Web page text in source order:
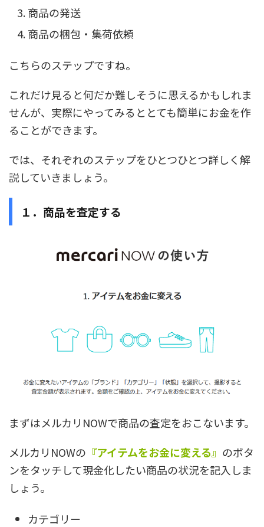
商品の発送
商品の梱包・集荷依頼
こちらのステップですね。
これだけ見ると何だか難しそうに思えるかもしれま
せんが、実際にやってみるととても簡単にお金を作
ることができます。
では、それぞれのステップをひとつひとつ詳しく解
説していきましょう。
１．商品を査定する
まずはメルカリNOWで商品の査定をおこないます。
メルカリNOWの 『アイテムをお金に変える』 のボタ
ンをタッチして現金化したい商品の状況を記入しま
しょう。
カテゴリー